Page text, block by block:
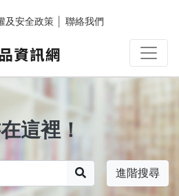
及安全政策 聯絡我們
這裡！
進階搜尋